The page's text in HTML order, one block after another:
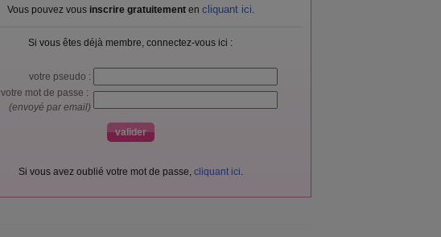
Vous pouvez vous inscrire gratuitementen cliquant ici.
Si vous êtes déjà membre, connectez-vous ici :
votre pseudo :
votre mot de passe :
(envoyé par email)
Si vous avez oublié votre mot de passe, cliquant ici.